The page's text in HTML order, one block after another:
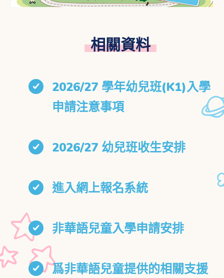
相關資料
2026/27 學年幼兒班(K1)入學
申請注意事項
2026/27 幼兒班收生安排
進入網上報名系統
非華語兒童入學申請安排
爲非華語兒童提供的相關支援